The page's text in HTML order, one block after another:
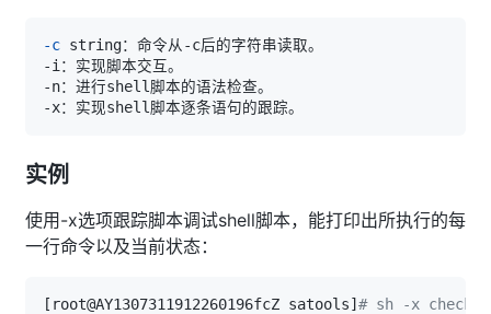
-c
实例
使用-x选项跟踪脚本调试shell脚本，能打印出所执行的每
一行命令以及当前状态：
[ root@AY1307311912260196fcZ satools] # sh -x